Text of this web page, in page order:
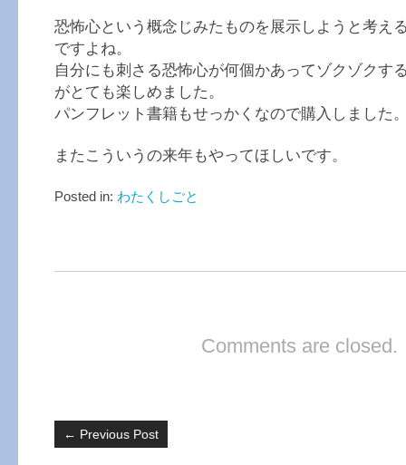
恐怖心という概念じみたものを展示しようと考え
ですよね。
自分にも刺さる恐怖心が何個かあってゾクゾクす
がとても楽しめました。
パンフレット書籍もせっかくなので購入しました
またこういうの来年もやってほしいです。
Posted in: わたくしごと
Comments are closed.
← Previous Post